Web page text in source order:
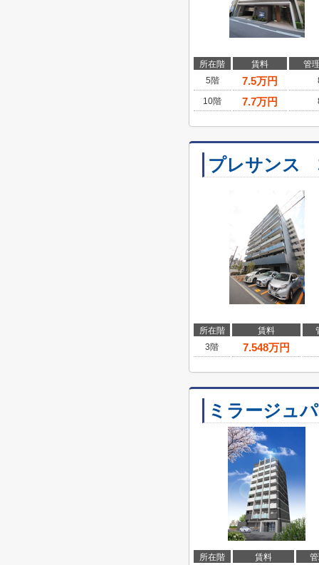
所在階 賃料
管
5階
7.5万円
10階 7.7万円
プレサンス
所在階 賃料
3階
7.548万円
ミラージュ
所在階 賃料